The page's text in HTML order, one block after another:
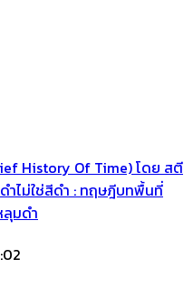
History Of Time) โดย สตี
ำไม่ใช่สีดำ : ทฤษฎีบทพื้นที่
ลุมดำ